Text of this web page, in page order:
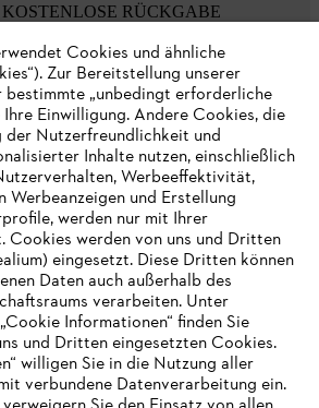
KOSTENLOSE RÜCKGABE
Cookies und ähnliche
Zur Bereitstellung unserer
bestimmte „unbedingt erforderliche
Einwilligung. Andere Cookies, die
Nutzerfreundlichkeit und
Inhalte nutzen, einschließlich
Werbeeffektivität,
Werbeanzeigen und Erstellung
werden nur mit Ihrer
Cookies werden von uns und Dritten
eingesetzt. Diese Dritten können
Daten auch außerhalb des
verarbeiten. Unter
Informationen“ finden Sie
und Dritten eingesetzten Cookies.
willigen Sie in die Nutzung aller
verbundene Datenverarbeitung ein.